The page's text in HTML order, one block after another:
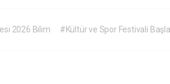
2026 Bilim #Kültür ve Spor Festivali